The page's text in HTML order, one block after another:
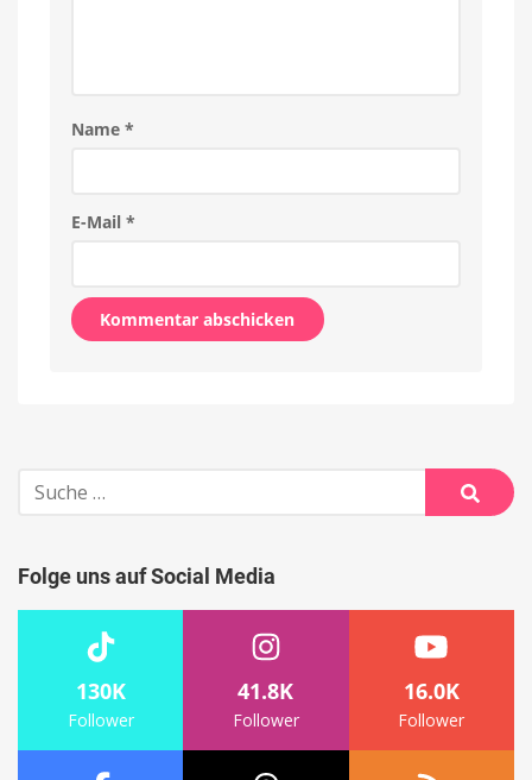
Name *
E-Mail *
Suche
nach:
Suche
Folge uns auf Social Media
130K
Follower
41.8K
Follower
16.0K
Follower